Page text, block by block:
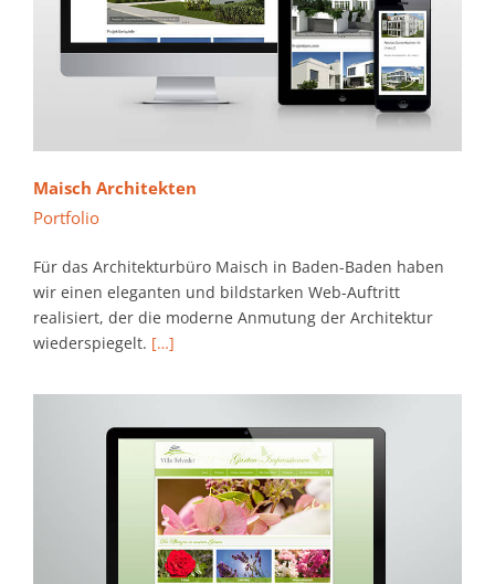
Maisch Architekten
Portfolio
Für das Architekturbüro Maisch in Baden-Baden haben
wir einen eleganten und bildstarken Web-Auftritt
realisiert, der die moderne Anmutung der Architektur
wiederspiegelt. […]